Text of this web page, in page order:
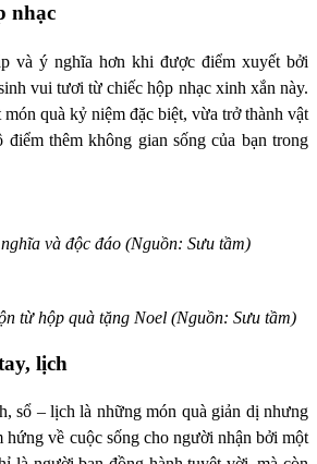
nhạc
và ý nghĩa hơn khi được điểm xuyết bởi
vui tươi từ chiếc hộp nhạc xinh xắn này.
quà kỷ niệm đặc biệt, vừa trở thành vật
điểm thêm không gian sống của bạn trong
và độc đáo (Nguồn: Sưu tầm)
từ hộp quà tặng Noel (Nguồn: Sưu tầm)
lịch
sổ – lịch là những món quà giản dị nhưng
hứng về cuộc sống cho người nhận bởi một